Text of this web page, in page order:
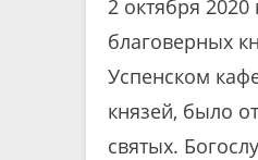
2 октября
благоверных
Успенском
князей, было
святых.